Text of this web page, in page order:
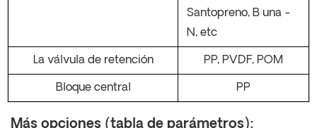
Santopreno, B una -
N, etc
La válvula de retención PP, PVDF, POM
Bloque central PP
Más opciones (tabla de parámetros):